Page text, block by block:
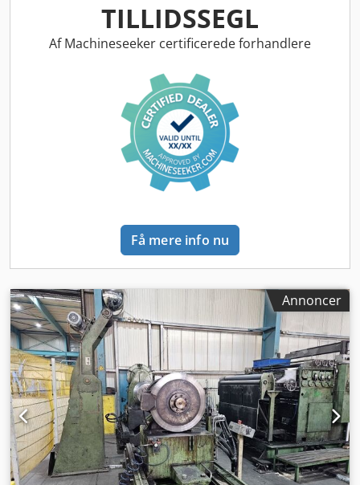
TILLIDSSEGL
Af Machineseeker certificerede forhandlere
Få mere info nu
Annoncer